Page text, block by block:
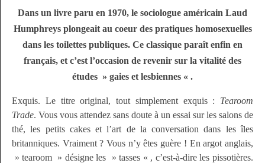
Dans un livre paru en 1970, le sociologue américain Laud
Humphreys plongeait au coeur des pratiques homosexuelles
dans les toilettes publiques. Ce classique paraît enfin en
français, et c’est l’occasion de revenir sur la vitalité des
études » gaies et lesbiennes « .
Exquis. Le titre original, tout simplement exquis : Tearoom
Trade. Vous vous attendez sans doute à un essai sur les salons de
thé, les petits cakes et l’art de la conversation dans les îles
britanniques. Vraiment ? Vous n’y êtes guère ! En argot anglais,
» tearoom » désigne les » tasses « , c’est-à-dire les pissotières.